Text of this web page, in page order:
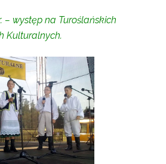
– występ na Turoślańskich
Kulturalnych.